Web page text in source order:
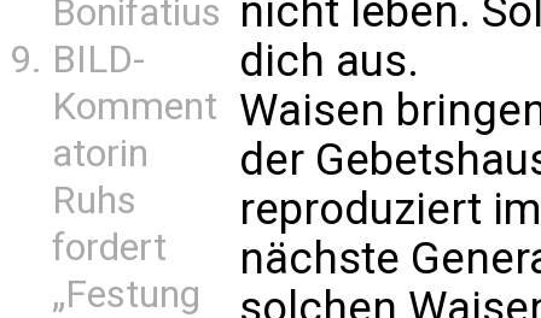
Bonifatius
BILD-
Komment
atorin
Ruhs
fordert
„Festung
nicht leben.
dich aus.
Waisen
der
reproduziert
nächste